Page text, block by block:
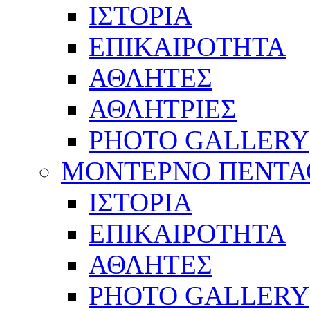
ΙΣΤΟΡΙΑ
ΕΠΙΚΑΙΡΟΤΗΤΑ
ΑΘΛΗΤΕΣ
ΑΘΛΗΤΡΙΕΣ
PHOTO GALLERY
ΜΟΝΤΕΡΝΟ
ΙΣΤΟΡΙΑ
ΕΠΙΚΑΙΡΟΤΗΤΑ
ΑΘΛΗΤΕΣ
PHOTO GALLERY